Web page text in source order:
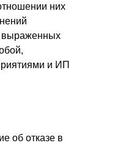
них
выраженных
и ИП
об отказе в